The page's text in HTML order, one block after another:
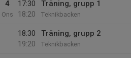
4
Ons
17:30
18:20
Träning, grupp 1
Teknikbacken
18:30
19:20
Träning, grupp 2
Teknikbacken